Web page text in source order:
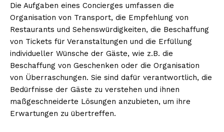
Die Aufgaben eines Concierges umfassen die
Organisation von Transport, die Empfehlung von
Restaurants und Sehenswürdigkeiten, die Beschaffung
von Tickets für Veranstaltungen und die Erfüllung
individueller Wünsche der Gäste, wie z.B. die
Beschaffung von Geschenken oder die Organisation
von Überraschungen. Sie sind dafür verantwortlich, die
Bedürfnisse der Gäste zu verstehen und ihnen
maßgeschneiderte Lösungen anzubieten, um ihre
Erwartungen zu übertreffen.